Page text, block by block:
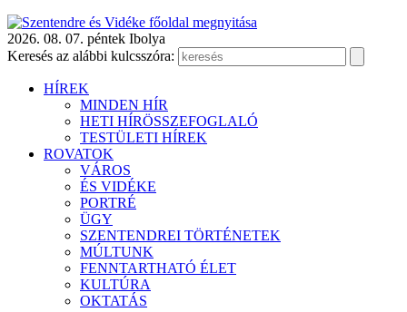
2026. 08. 07. péntek Ibolya
Keresés az alábbi kulcsszóra:
HÍREK
MINDEN HÍR
HETI HÍRÖSSZEFOGLALÓ
TESTÜLETI HÍREK
ROVATOK
VÁROS
ÉS VIDÉKE
PORTRÉ
ÜGY
SZENTENDREI TÖRTÉNETEK
MÚLTUNK
FENNTARTHATÓ ÉLET
KULTÚRA
OKTATÁS